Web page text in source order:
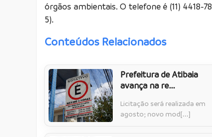
órgãos ambientais. O telefone é (11) 4418-
5).
Conteúdos Relacionados
Prefeitura de Atibaia
avança na re...
Licitação será realizada em
agosto; novo mod[...]